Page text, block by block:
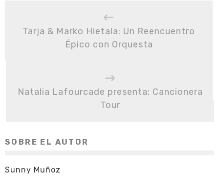
Tarja & Marko Hietala: Un Reencuentro
Épico con Orquesta
Natalia Lafourcade presenta: Cancionera
Tour
SOBRE EL AUTOR
Sunny Muñoz